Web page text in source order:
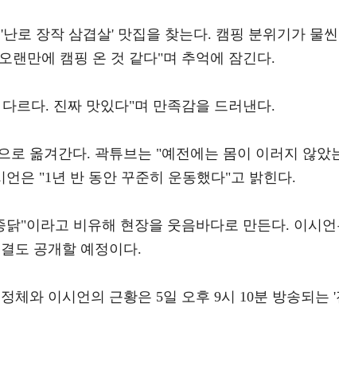
로 장작 삼겹살' 맛집을 찾는다. 캠핑 분위기가 물씬
랜만에 캠핑 온 것 같다"며 추억에 잠긴다.
르다. 진짜 맛있다"며 만족감을 드러낸다.
로 옮겨간다. 곽튜브는 "예전에는 몸이 이러지 않았
은 "1년 반 동안 꾸준히 운동했다"고 밝힌다.
"이라고 비유해 현장을 웃음바다로 만든다. 이시
도 공개할 예정이다.
체와 이시언의 근황은 5일 오후 9시 10분 방송되는 '